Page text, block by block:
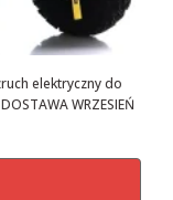
elektryczny do
WRZESIEŃ